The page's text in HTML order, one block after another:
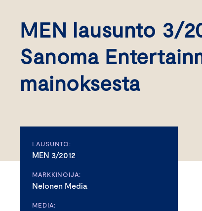
MEN lausunto 3/
Sanoma
mainoksesta
LAUSUNTO:
MEN 3/2012
MARKKINOIJA:
Nelonen Media
MEDIA: